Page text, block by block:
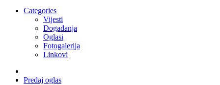
Categories
Vijesti
Događanja
Oglasi
Fotogalerija
Linkovi
Predaj oglas